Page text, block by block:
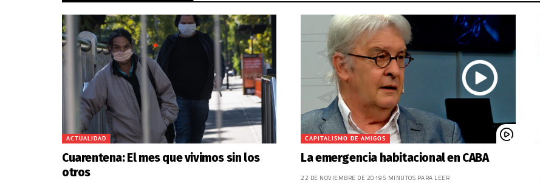
ACTUALIDAD
Cuarentena: El mes que vivimos sin los
otros
CAPITALISMO DE AMIGOS
La emergencia habitacional en CABA
22 DE NOVIEMBRE DE 20195 MINUTOS PARA LEER